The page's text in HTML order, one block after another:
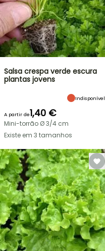
Salsa crespa verde escura
plantas jovens
Indisponível
A partir de1,40 €
Mini-torrão Ø 3/4 cm
Existe em 3 tamanhos